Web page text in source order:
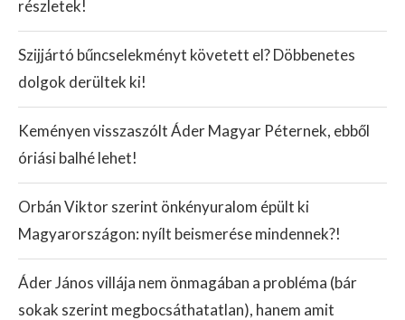
részletek!
Szijjártó bűncselekményt követett el? Döbbenetes
dolgok derültek ki!
Keményen visszaszólt Áder Magyar Péternek, ebből
óriási balhé lehet!
Orbán Viktor szerint önkényuralom épült ki
Magyarországon: nyílt beismerése mindennek?!
Áder János villája nem önmagában a probléma (bár
sokak szerint megbocsáthatatlan), hanem amit